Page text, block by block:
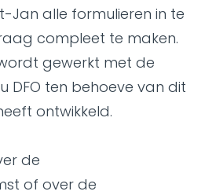
Jan alle formulieren in te
compleet te maken.
gewerkt met de
DFO ten behoeve van dit
ontwikkeld.
de
of over de